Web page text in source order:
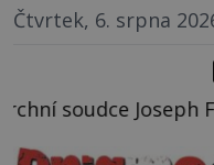
Čtvrtek, 6. srpna
se 6. srpna